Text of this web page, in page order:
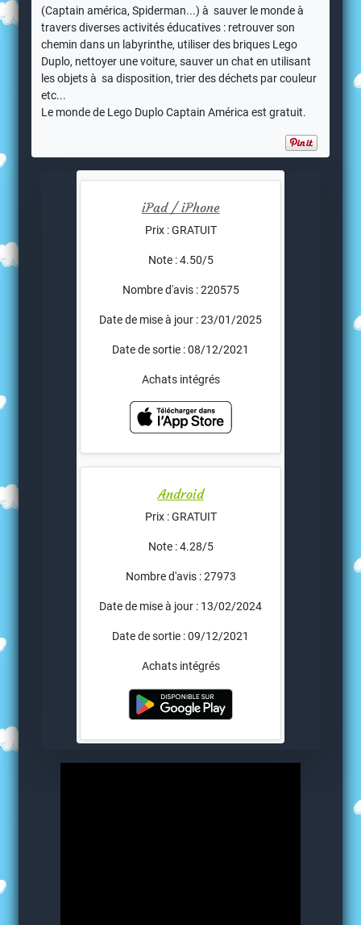
(Captain américa, Spiderman...) à sauver le monde à
travers diverses activités éducatives : retrouver son
chemin dans un labyrinthe, utiliser des briques Lego
Duplo, nettoyer une voiture, sauver un chat en utilisant
les objets à sa disposition, trier des déchets par couleur
etc...
Le monde de Lego Duplo Captain América est gratuit.
iPad / iPhone
Prix : GRATUIT
Note : 4.50/5
Nombre d'avis : 220575
Date de mise à jour : 23/01/2025
Date de sortie : 08/12/2021
Achats intégrés
Android
Prix : GRATUIT
Note : 4.28/5
Nombre d'avis : 27973
Date de mise à jour : 13/02/2024
Date de sortie : 09/12/2021
Achats intégrés